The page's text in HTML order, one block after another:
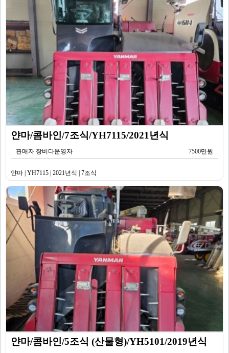
얀마/콤바인/7조식/YH7115/2021년식
판매자 장비다운영자 7500만원
얀마 | YH7115 | 2021년식 | 7조식
얀마/콤바인/5조식 (산물형)/YH5101/2019년식